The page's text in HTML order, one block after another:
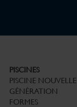
PISCINES
PISCINE NOUVELLE
GÉNÉRATION
FORMES